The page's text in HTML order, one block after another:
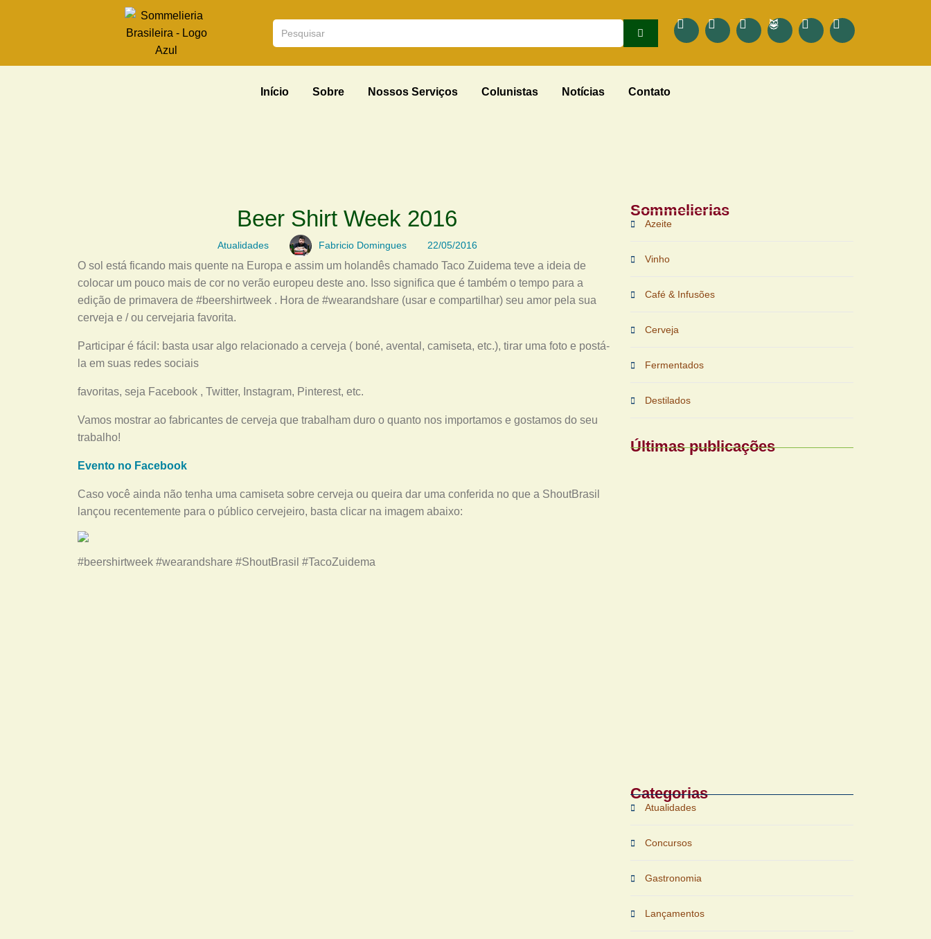
Início Sobre Nossos Serviços Colunistas Notícias Contato
Beer Shirt Week 2016
Atualidades Fabricio Domingues 22/05/2016
O sol está ficando mais quente na Europa e assim um holandês chamado Taco Zuidema teve a ideia de
colocar um pouco mais de cor no verão europeu deste ano. Isso significa que é também o tempo para a
edição de primavera de #beershirtweek . Hora de #wearandshare (usar e compartilhar) seu amor pela sua
cerveja e / ou cervejaria favorita.
Participar é fácil: basta usar algo relacionado a cerveja ( boné, avental, camiseta, etc.), tirar uma foto e postá-
la em suas redes sociais
favoritas, seja Facebook , Twitter, Instagram, Pinterest, etc.
Vamos mostrar ao fabricantes de cerveja que trabalham duro o quanto nos importamos e gostamos do seu
trabalho!
Evento no Facebook
Caso você ainda não tenha uma camiseta sobre cerveja ou queira dar uma conferida no que a ShoutBrasil
lançou recentemente para o público cervejeiro, basta clicar na imagem abaixo:
#beershirtweek #wearandshare #ShoutBrasil #TacoZuidema
Sommelierias
Azeite
Vinho
Café & Infusões
Cerveja
Fermentados
Destilados
Últimas publicações
Categorias
Atualidades
Concursos
Gastronomia
Lançamentos